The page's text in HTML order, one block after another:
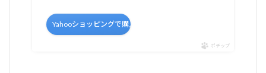
Yahooショッピングで購入
ポチップ